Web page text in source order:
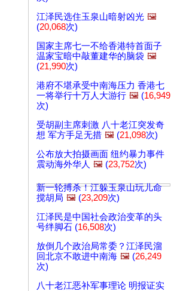
江泽民选住玉泉山暗射凶光 🖼️
(20,068次)
国家主席七一不给香港特首面子
温家宝暗中敲董建华的脑袋 🖼️
(21,990次)
港府不堪承受中南海压力 香港七
一将举行十万人大游行 🖼️ (16,949
次)
受胡副主席刺激 八十老江突发奇
想 军方手足无措 🖼️ (21,098次)
公布放大拍摄画面 纽约暴力事件
震动海外华人 🖼️ (23,752次)
新一轮搏杀！江躲玉泉山玩儿命
搅胡局 🖼️ (23,209次)
江泽民是中国社会政治变革的头
号绊脚石 (16,508次)
放倒几个政治局常委？江泽民溜
回北京不敢进中南海 🖼️ (26,249
次)
八十老江恶补军事理论 明报证实